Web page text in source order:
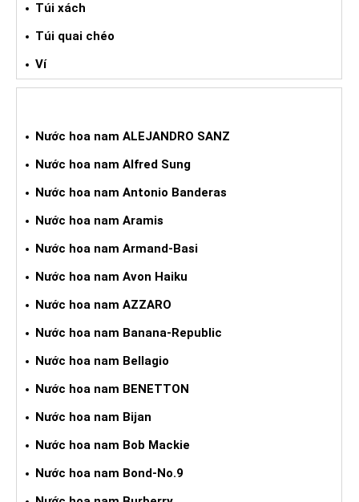
Túi xách
Túi quai chéo
Ví
Nước hoa nam ALEJANDRO SANZ
Nước hoa nam Alfred Sung
Nước hoa nam Antonio Banderas
Nước hoa nam Aramis
Nước hoa nam Armand-Basi
Nước hoa nam Avon Haiku
Nước hoa nam AZZARO
Nước hoa nam Banana-Republic
Nước hoa nam Bellagio
Nước hoa nam BENETTON
Nước hoa nam Bijan
Nước hoa nam Bob Mackie
Nước hoa nam Bond-No.9